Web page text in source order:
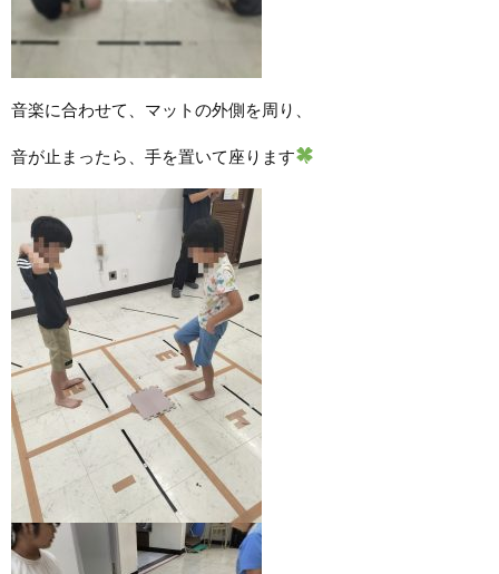
音楽に合わせて、マットの外側を周り、
音が止まったら、手を置いて座ります